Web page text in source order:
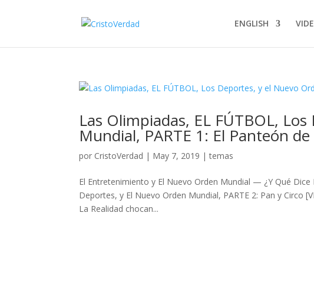
ENGLISH
Las Olimpiadas, EL FÚTBOL,
Mundial, PARTE 1: El Panteón
por CristoVerdad | May 7, 2019 |temas
El Entretenimiento y El Nuevo Orden Mundial — ¿Y Qué
Deportes, y El Nuevo Orden Mundial, PARTE 2: Pan y Circo
La Realidad chocan...